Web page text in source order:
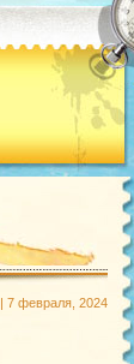
| 7 февраля, 2024